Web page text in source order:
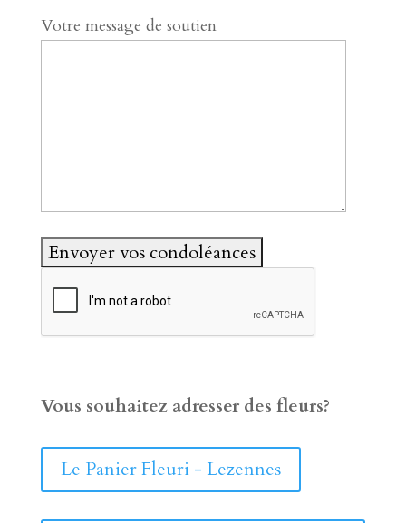
Votre message de soutien
Vous souhaitez adresser des fleurs?
Le Panier Fleuri - Lezennes